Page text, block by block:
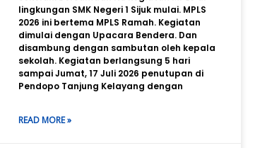
lingkungan SMK Negeri 1 Sijuk mulai. MPLS
2026 ini bertema MPLS Ramah. Kegiatan
dimulai dengan Upacara Bendera. Dan
disambung dengan sambutan oleh kepala
sekolah. Kegiatan berlangsung 5 hari
sampai Jumat, 17 Juli 2026 penutupan di
Pendopo Tanjung Kelayang dengan
READ MORE »